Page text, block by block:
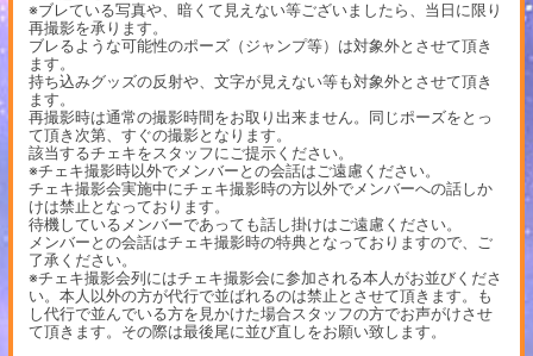
※ブレている写真や、暗くて見えない等ございましたら、当日に限り
再撮影を承ります。
ブレるような可能性のポーズ（ジャンプ等）は対象外とさせて頂き
ます。
持ち込みグッズの反射や、文字が見えない等も対象外とさせて頂き
ます。
再撮影時は通常の撮影時間をお取り出来ません。同じポーズをとっ
て頂き次第、すぐの撮影となります。
該当するチェキをスタッフにご提示ください。
※チェキ撮影時以外でメンバーとの会話はご遠慮ください。
チェキ撮影会実施中にチェキ撮影時の方以外でメンバーへの話しか
けは禁止となっております。
待機しているメンバーであっても話し掛けはご遠慮ください。
メンバーとの会話はチェキ撮影時の特典となっておりますので、ご
了承ください。
※チェキ撮影会列にはチェキ撮影会に参加される本人がお並びくださ
い。本人以外の方が代行で並ばれるのは禁止とさせて頂きます。も
し代行で並んでいる方を見かけた場合スタッフの方でお声がけさせ
て頂きます。その際は最後尾に並び直しをお願い致します。